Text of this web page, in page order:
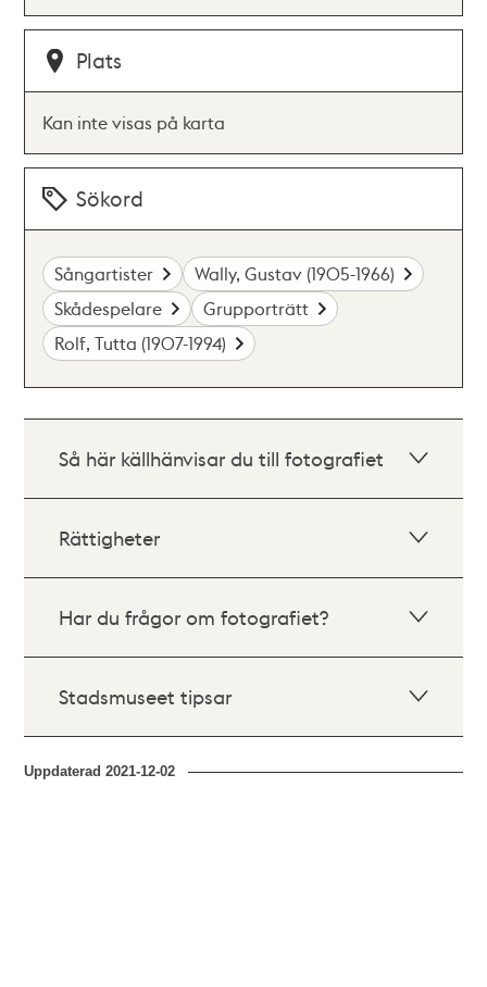
Plats
Kan inte visas på karta
Sökord
Sångartister
Wally, Gustav (1905-1966)
Skådespelare
Grupporträtt
Rolf, Tutta (1907-1994)
Så här källhänvisar du till fotografiet
Rättigheter
Har du frågor om fotografiet?
Stadsmuseet tipsar
Uppdaterad2021-12-02